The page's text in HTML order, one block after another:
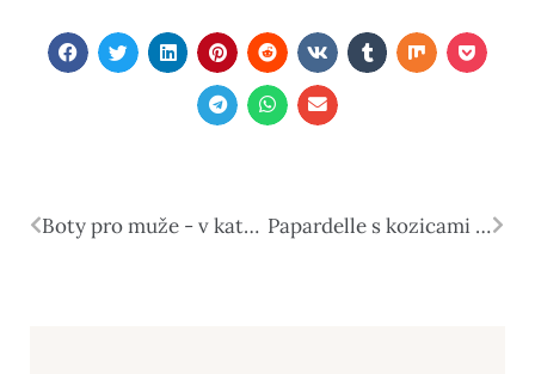
Boty pro muže - v katerih modelih letošní podzim nešlápnete vedle? Papardelle s kozicami - italijanski praznik za brbončice